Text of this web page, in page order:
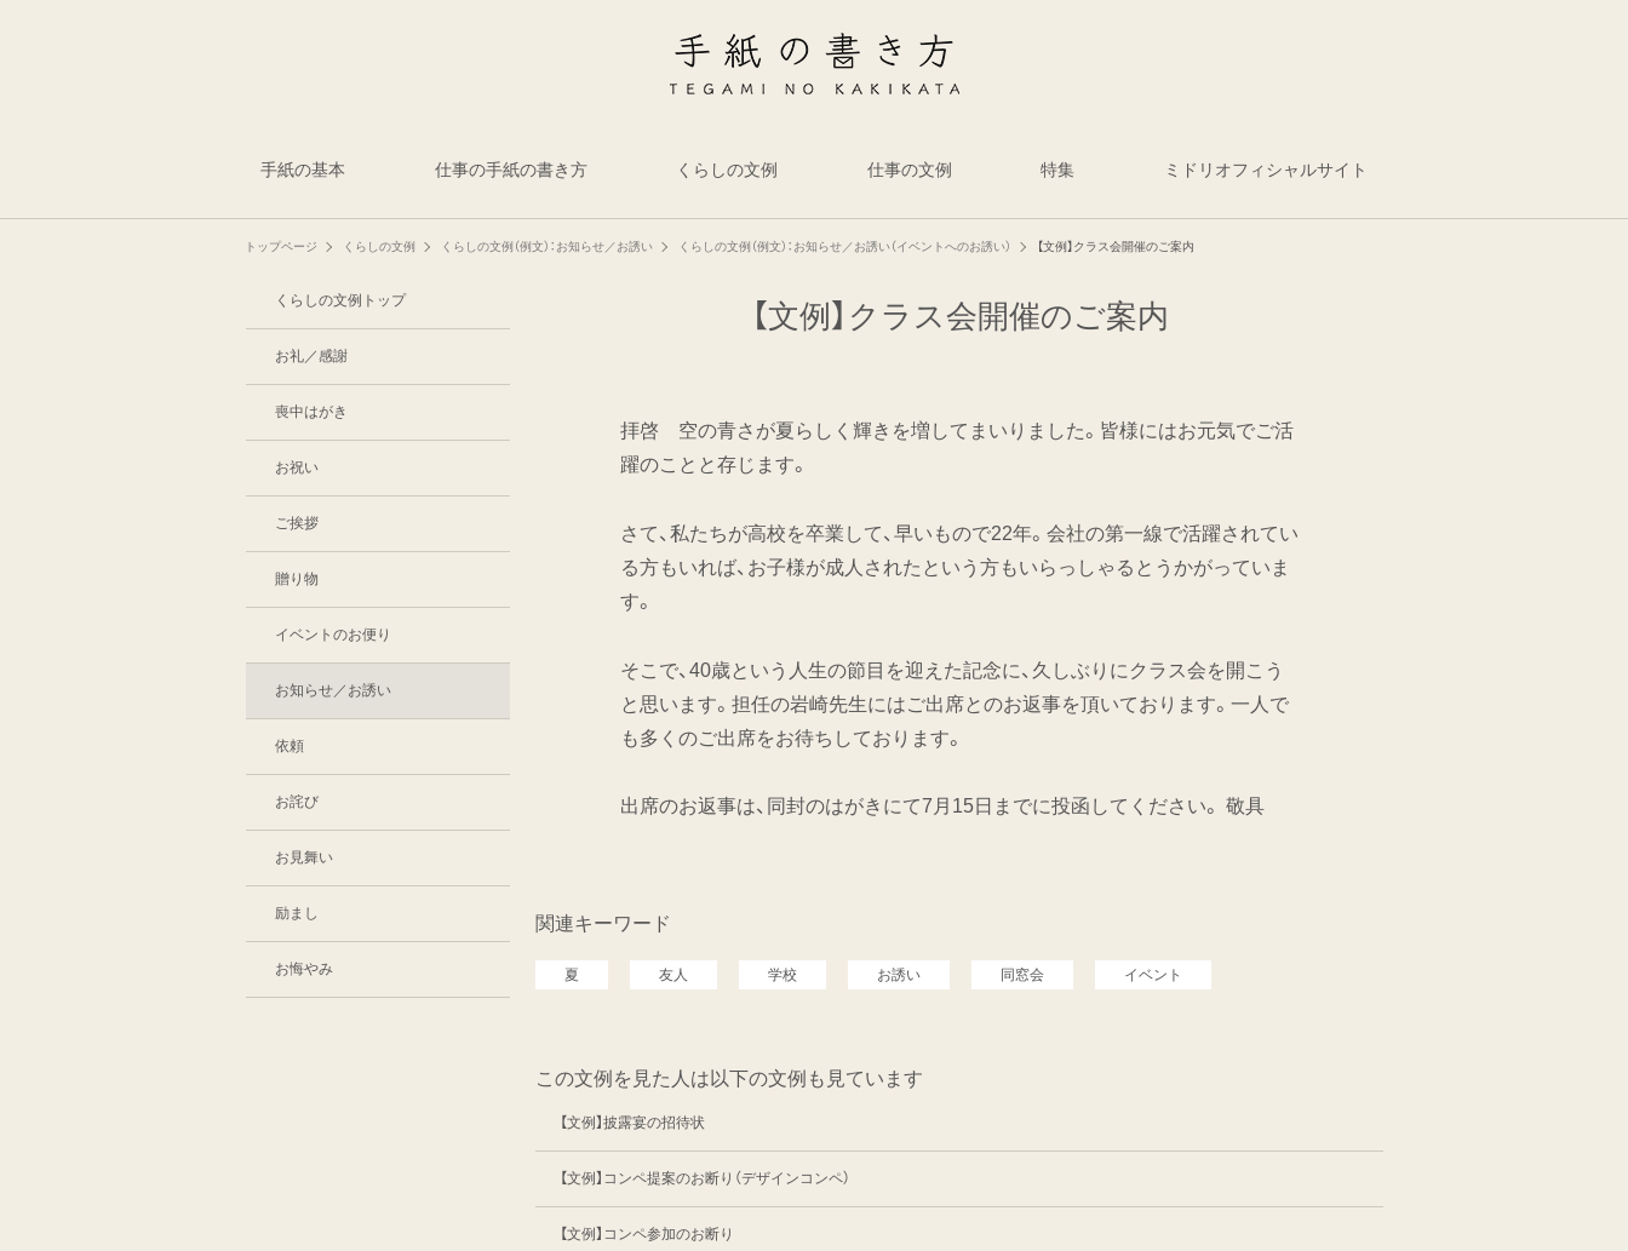
手紙の基本 仕事の手紙の書き方 くらしの文例 仕事の文例 特集 ミドリオフィシャルサイト
トップページ くらしの文例 くらしの文例（例文）：お知らせ／お誘い くらしの文例（例文）：お知らせ／お誘い（イベントへのお誘い） 【文例】クラス会開催のご案内
【文例】クラス会開催のご案内
拝啓 空の青さが夏らしく輝きを増してまいりました。皆様にはお元気でご活
躍のことと存じます。
さて、私たちが高校を卒業して、早いもので22年。会社の第一線で活躍されてい
る方もいれば、お子様が成人されたという方もいらっしゃるとうかがっていま
す。
そこで、40歳という人生の節目を迎えた記念に、久しぶりにクラス会を開こう
と思います。担任の岩崎先生にはご出席とのお返事を頂いております。一人で
も多くのご出席をお待ちしております。
出席のお返事は、同封のはがきにて7月15日までに投函してください。 敬具
関連キーワード
夏 友人 学校 お誘い 同窓会 イベント
この文例を見た人は以下の文例も見ています
【文例】披露宴の招待状
【文例】コンペ提案のお断り（デザインコンペ）
【文例】コンペ参加のお断り
くらしの文例トップ
お礼／感謝
喪中はがき
お祝い
ご挨拶
贈り物
イベントのお便り
お知らせ／お誘い
依頼
お詫び
お見舞い
励まし
お悔やみ